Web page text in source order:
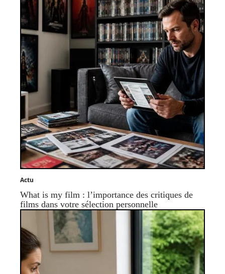
Actu
What is my film : l’importance des critiques de
films dans votre sélection personnelle